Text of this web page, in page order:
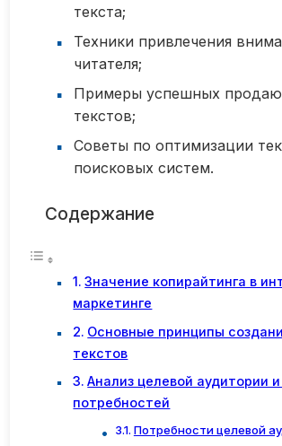
текста;
Техники привлечения
читателя;
Примеры успешных
текстов;
Советы по оптимизации
поисковых систем.
Содержание
Значение копирайтинга в
маркетинге
Основные принципы
текстов
Анализ целевой аудитории
потребностей
Потребности целевой